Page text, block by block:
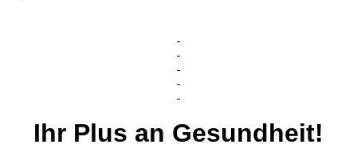
Ihr Plus an Gesundheit!